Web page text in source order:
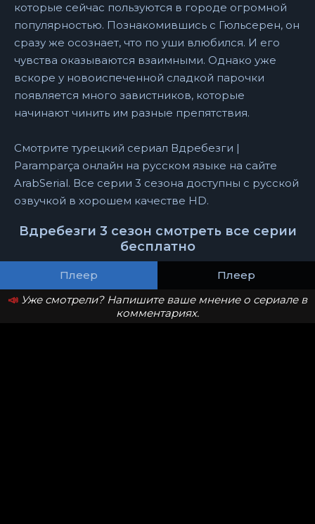
которые сейчас пользуются в городе огромной
популярностью. Познакомившись с Гюльсерен, он
сразу же осознает, что по уши влюбился. И его
чувства оказываются взаимными. Однако уже
вскоре у новоиспеченной сладкой парочки
появляется много завистников, которые
начинают чинить им разные препятствия.
Смотрите турецкий сериал Вдребезги |
Paramparça онлайн на русском языке на сайте
ArabSerial. Все серии 3 сезона доступны с русской
озвучкой в хорошем качестве HD.
Вдребезги 3 сезон смотреть все серии
бесплатно
Плеер
Плеер
📣 Уже смотрели? Напишите ваше мнение о сериале в
комментариях.